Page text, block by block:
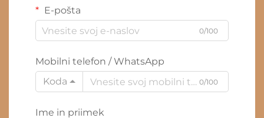
E-pošta
0/100
Mobilni telefon / WhatsApp
Koda
0/100
Ime in priimek